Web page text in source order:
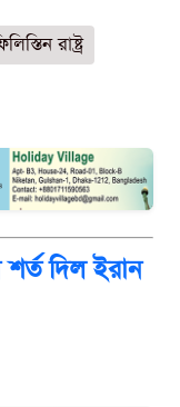
রাষ্ট্র
দিল ইরান